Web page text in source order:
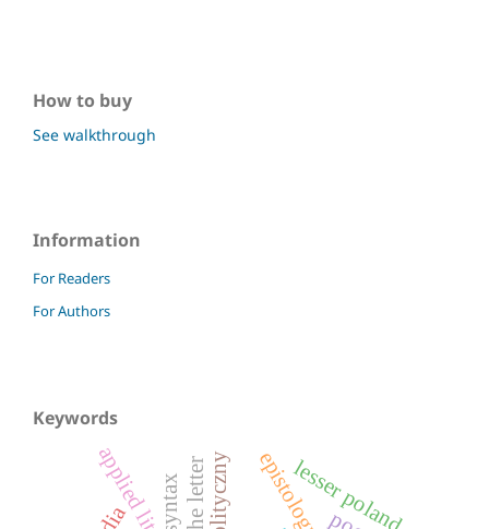
How to buy
See walkthrough
Information
For Readers
For Authors
Keywords
syntax lesser poland